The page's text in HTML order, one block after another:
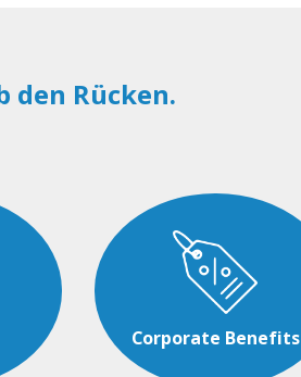
den Rücken.
Corporate Benefits